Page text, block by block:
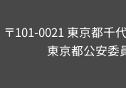
〒101-0021 東京都千
東京都公安委